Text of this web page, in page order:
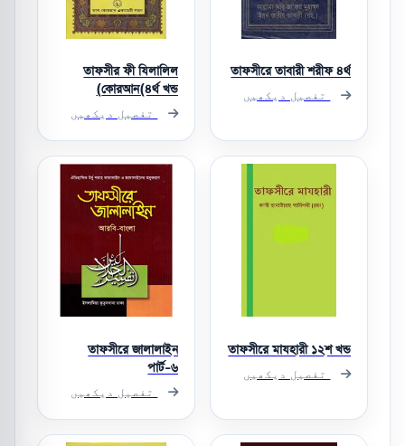
তাফসীরে তাবারী শরীফ ৪র্থ
تفصیل دیکھیں
তাফসীর ফী যিলালিল
কোরআন(৪র্থ খন্ড)
تفصیل دیکھیں
তাফসীরে মাযহারী ১২শ খন্ড
تفصیل دیکھیں
তাফসীরে জালালাইন
পার্ট-৬
تفصیل دیکھیں